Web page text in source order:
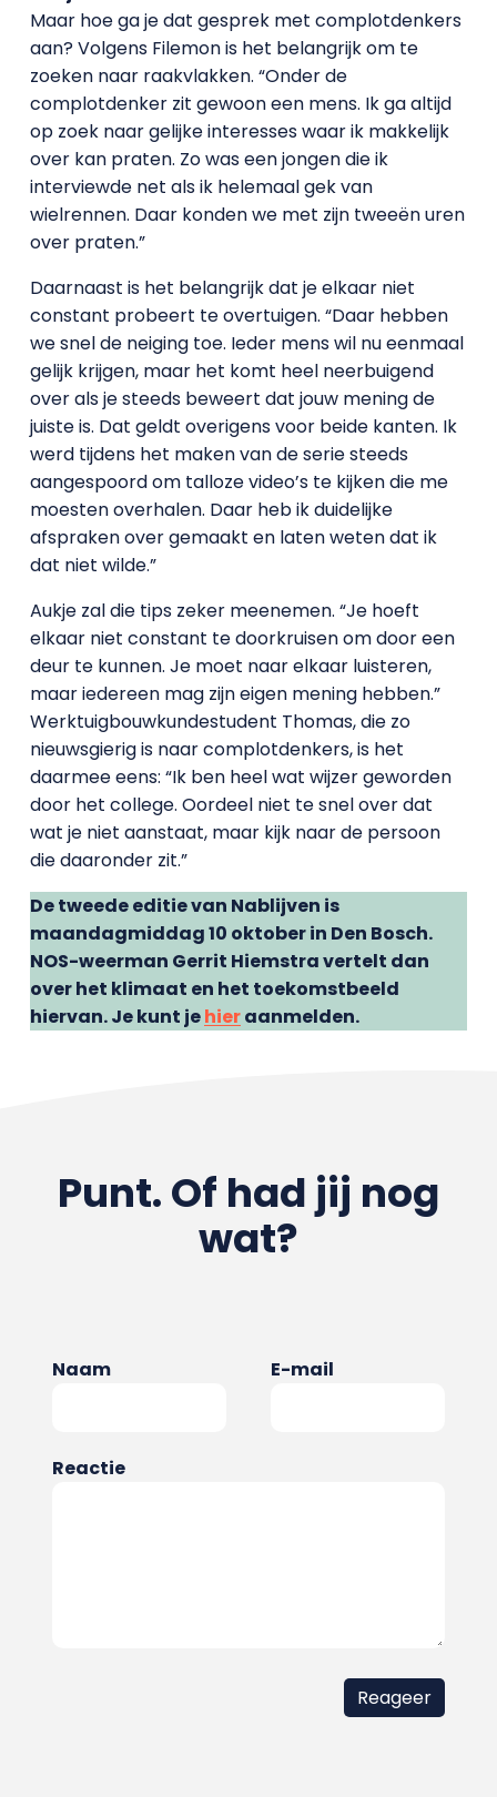
Maar hoe ga je dat gesprek met complotdenkers
aan? Volgens Filemon is het belangrijk om te
zoeken naar raakvlakken. “Onder de
complotdenker zit gewoon een mens. Ik ga altijd
op zoek naar gelijke interesses waar ik makkelijk
over kan praten. Zo was een jongen die ik
interviewde net als ik helemaal gek van
wielrennen. Daar konden we met zijn tweeën uren
over praten.”
Daarnaast is het belangrijk dat je elkaar niet
constant probeert te overtuigen. “Daar hebben
we snel de neiging toe. Ieder mens wil nu eenmaal
gelijk krijgen, maar het komt heel neerbuigend
over als je steeds beweert dat jouw mening de
juiste is. Dat geldt overigens voor beide kanten. Ik
werd tijdens het maken van de serie steeds
aangespoord om talloze video’s te kijken die me
moesten overhalen. Daar heb ik duidelijke
afspraken over gemaakt en laten weten dat ik
dat niet wilde.”
Aukje zal die tips zeker meenemen. “Je hoeft
elkaar niet constant te doorkruisen om door een
deur te kunnen. Je moet naar elkaar luisteren,
maar iedereen mag zijn eigen mening hebben.”
Werktuigbouwkundestudent Thomas, die zo
nieuwsgierig is naar complotdenkers, is het
daarmee eens: “Ik ben heel wat wijzer geworden
door het college. Oordeel niet te snel over dat
wat je niet aanstaat, maar kijk naar de persoon
die daaronder zit.”
De tweede editie van Nablijven is
maandagmiddag 10 oktober in Den Bosch.
NOS-weerman Gerrit Hiemstra vertelt dan
over het klimaat en het toekomstbeeld
hiervan. Je kunt jehieraanmelden.
Punt. Of had jij nog
wat?
Naam E-mail
Reactie